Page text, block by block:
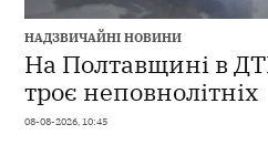
НАДЗВИЧАЙНІ НОВИНИ
На Полтавщині в
троє неповнолітніх
08-08-2026, 10:45